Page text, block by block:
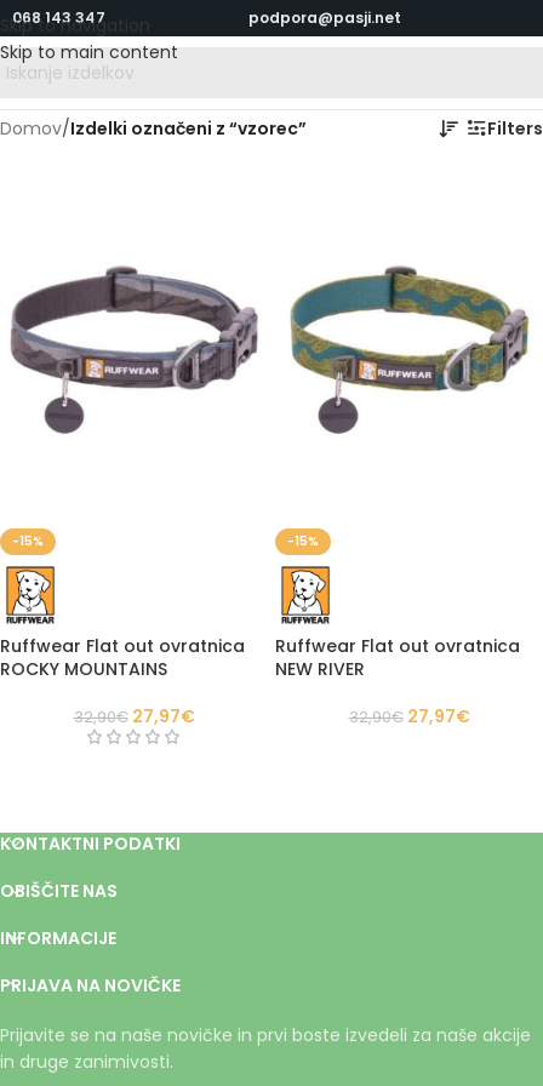
Skip to navigation
Skip to main content
068 143 347 podpora@pasji.net
Domov/Izdelki označeni z “vzorec” Filters
-15%
Ruffwear Flat out ovratnica
ROCKY MOUNTAINS
32,90€ 27,97€
-15%
Ruffwear Flat out ovratnica
NEW RIVER
32,90€ 27,97€
KONTAKTNI PODATKI
OBIŠČITE NAS
INFORMACIJE
PRIJAVA NA NOVIČKE
Prijavite se na naše novičke in prvi boste izvedeli za naše akcije
in druge zanimivosti.